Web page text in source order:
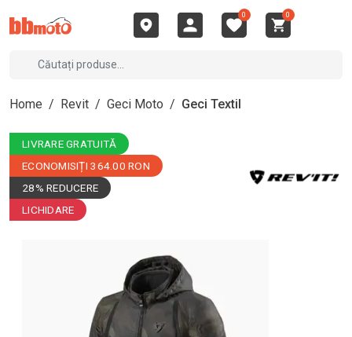
0 0
Home / Revit / Geci Moto / Geci Textil
LIVRARE GRATUITĂ
ECONOMISIȚI 364.00 RON
28% REDUCERE
LICHIDARE